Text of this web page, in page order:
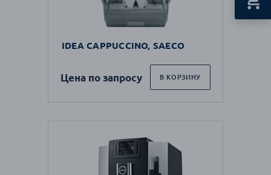
IDEA CAPPUCCINO, SAECO
Цена по запросу В КОРЗИНУ